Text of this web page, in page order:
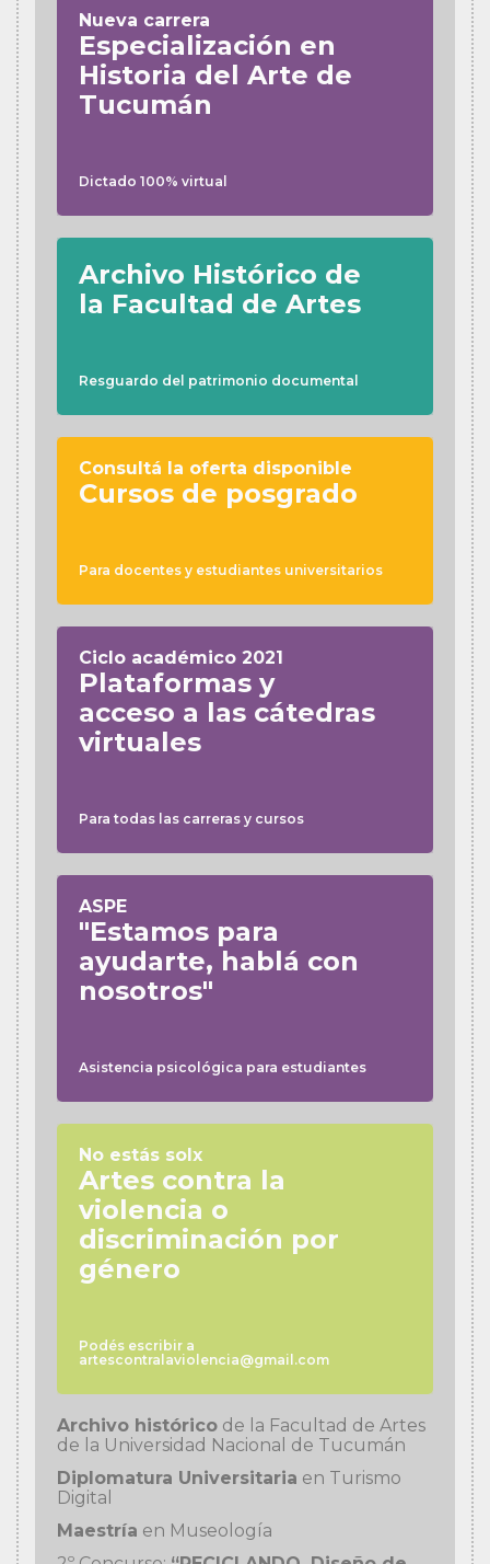
Nueva carrera
Especialización en
Historia del Arte de
Tucumán
Dictado 100% virtual
Archivo Histórico de
la Facultad de Artes
Resguardo del patrimonio documental
Consultá la oferta disponible
Cursos de posgrado
Para docentes y estudiantes universitarios
Ciclo académico 2021
Plataformas y
acceso a las cátedras
virtuales
Para todas las carreras y cursos
ASPE
"Estamos para
ayudarte, hablá con
nosotros"
Asistencia psicológica para estudiantes
No estás solx
Artes contra la
violencia o
discriminación por
género
Podés escribir a
artescontralaviolencia@gmail.com
Archivo histórico de la Facultad de Artes
de la Universidad Nacional de Tucumán
Diplomatura Universitaria en Turismo
Digital
Maestría en Museología